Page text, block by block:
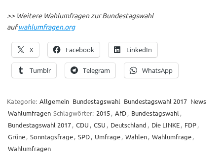
>> Weitere Wahlumfragen zur Bundestagswahl
aufwahlumfragen.org
X Facebook LinkedIn
Tumblr Telegram WhatsApp
Kategorie: Allgemein Bundestagswahl Bundestagswahl 2017 News
Wahlumfragen Schlagwörter: 2015, AfD, Bundestagswahl ,
Bundestagswahl 2017, CDU , CSU , Deutschland , Die LINKE, FDP,
Grüne, Sonntagsfrage, SPD, Umfrage, Wahlen, Wahlumfrage,
Wahlumfragen